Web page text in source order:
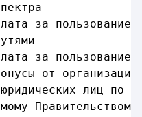
по